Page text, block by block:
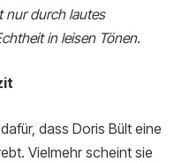
nur durch lautes
in leisen Tönen.
dass Doris Bült eine
Vielmehr scheint sie